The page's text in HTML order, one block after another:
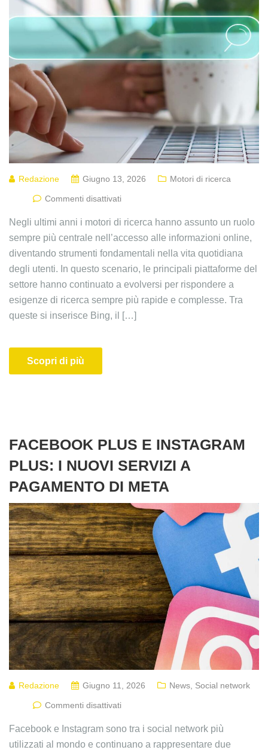
Redazione Giugno 13, 2026 Motori di ricerca
Commenti disattivati
Negli ultimi anni i motori di ricerca hanno assunto un ruolo
sempre più centrale nell’accesso alle informazioni online,
diventando strumenti fondamentali nella vita quotidiana
degli utenti. In questo scenario, le principali piattaforme del
settore hanno continuato a evolversi per rispondere a
esigenze di ricerca sempre più rapide e complesse. Tra
queste si inserisce Bing, il […]
Scopri di più
FACEBOOK PLUS E INSTAGRAM
PLUS: I NUOVI SERVIZI A
PAGAMENTO DI META
Redazione Giugno 11, 2026 News Social network
Commenti disattivati
Facebook e Instagram sono tra i social network più
utilizzati al mondo e continuano a rappresentare due